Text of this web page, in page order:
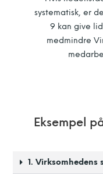
systematisk, er
9 kan give
medmindre
Eksempel
1. Virksomhedens